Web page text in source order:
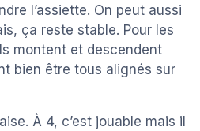
l’assiette. On peut aussi
ça reste stable. Pour les
montent et descendent
bien être tous alignés sur
À 4, c’est jouable mais il